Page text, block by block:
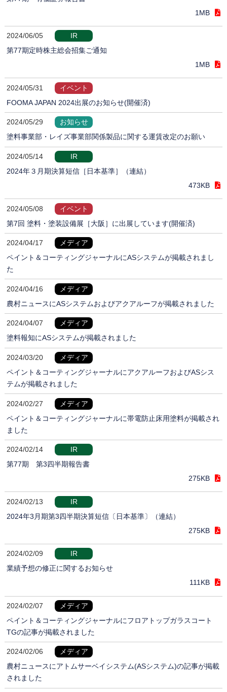
1MB
2024/06/05
IR
第77期定時株主総会招集ご通知
1MB
2024/05/31
イベント
FOOMA JAPAN 2024出展のお知らせ(開催済)
2024/05/29
お知らせ
塗料事業部・レイズ事業部関係製品に関する運賃改定のお願い
2024/05/14
IR
2024年３月期決算短信［日本基準］（連結）
473KB
2024/05/08
イベント
第7回 塗料・塗装設備展［大阪］に出展しています(開催済)
2024/04/17
メディア
ペイント＆コーティングジャーナルにASシステムが掲載されまし
た
2024/04/16
メディア
農村ニュースにASシステムおよびアクアルーフが掲載されました
2024/04/07
メディア
塗料報知にASシステムが掲載されました
2024/03/20
メディア
ペイント＆コーティングジャーナルにアクアルーフおよびASシス
テムが掲載されました
2024/02/27
メディア
ペイント＆コーティングジャーナルに帯電防止床用塗料が掲載され
ました
2024/02/14
IR
第77期 第3四半期報告書
275KB
2024/02/13
IR
2024年3月期第3四半期決算短信〔日本基準〕（連結）
275KB
2024/02/09
IR
業績予想の修正に関するお知らせ
111KB
2024/02/07
メディア
ペイント＆コーティングジャーナルにフロアトップガラスコート
TGの記事が掲載されました
2024/02/06
メディア
農村ニュースにアトムサーベイシステム(ASシステム)の記事が掲載
されました